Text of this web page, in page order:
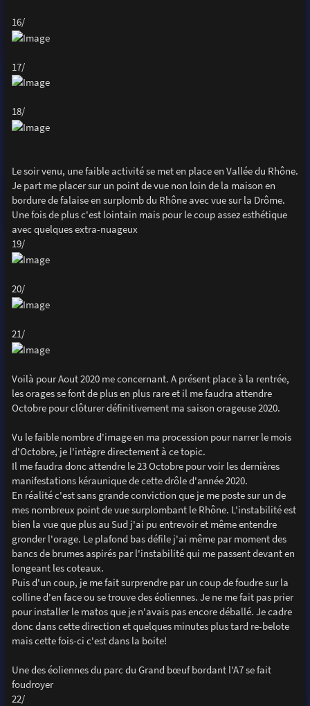
16/
17/
18/
Le soir venu, une faible activité se met en place en Vallée du Rhône.
Je part me placer sur un point de vue non loin de la maison en
bordure de falaise en surplomb du Rhône avec vue sur la Drôme.
Une fois de plus c'est lointain mais pour le coup assez esthétique
avec quelques extra-nuageux
19/
20/
21/
Voilà pour Aout 2020 me concernant. A présent place à la rentrée,
les orages se font de plus en plus rare et il me faudra attendre
Octobre pour clôturer définitivement ma saison orageuse 2020.
Vu le faible nombre d'image en ma procession pour narrer le mois
d'Octobre, je l'intègre directement à ce topic.
Il me faudra donc attendre le 23 Octobre pour voir les dernières
manifestations kéraunique de cette drôle d'année 2020.
En réalité c'est sans grande conviction que je me poste sur un de
mes nombreux point de vue surplombant le Rhône. L'instabilité est
bien la vue que plus au Sud j'ai pu entrevoir et même entendre
gronder l'orage. Le plafond bas défile j'ai même par moment des
bancs de brumes aspirés par l'instabilité qui me passent devant en
longeant les coteaux.
Puis d'un coup, je me fait surprendre par un coup de foudre sur la
colline d'en face ou se trouve des éoliennes. Je ne me fait pas prier
pour installer le matos que je n'avais pas encore déballé. Je cadre
donc dans cette direction et quelques minutes plus tard re-belote
mais cette fois-ci c'est dans la boite!
Une des éoliennes du parc du Grand bœuf bordant l'A7 se fait
foudroyer
22/